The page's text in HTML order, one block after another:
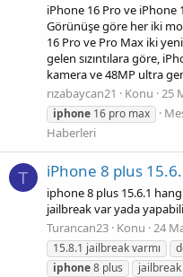
iPhone 16 Pro ve iPhone
Görünüşe göre her iki
16 Pro ve Pro Max iki
gelen sızıntılara göre,
kamera ve 48MP ultra
rızabaycan21
Konu 25
iphone 16 pro max
Haberleri
T iPhone 8 plus
iphone 8 plus 15.6.1
jailbreak var yada
Turancan23 Konu 24
15.8.1 jailbreak varmı
iphone8 plus jailbreak